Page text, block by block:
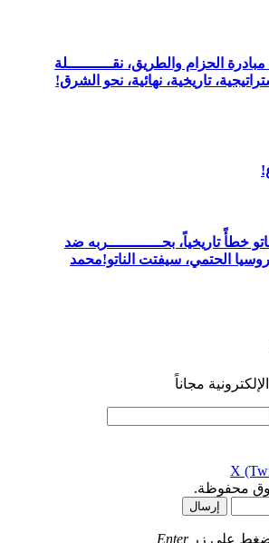
الحزام والطريق، نقــــــــــلة
تاريخية، نهائية، نحو الشرق!
تاريخياً، بحــــــــــــربه ضد
الحتمي، سيفتت الناتو!محمد
مجاناً
X
إرسال
على زر Enter